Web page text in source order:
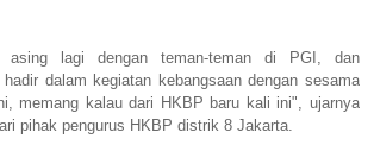
asing lagi dengan teman-teman di PGI, dan
hadir dalam kegiatan kebangsaan dengan sesama
memang kalau dari HKBP baru kali ini", ujarnya
pihak pengurus HKBP distrik 8 Jakarta.